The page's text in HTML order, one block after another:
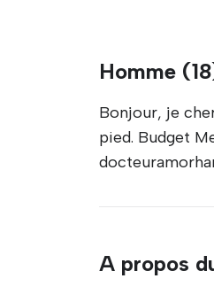
Homme
Bonjour, je
pied. Budget
A propos